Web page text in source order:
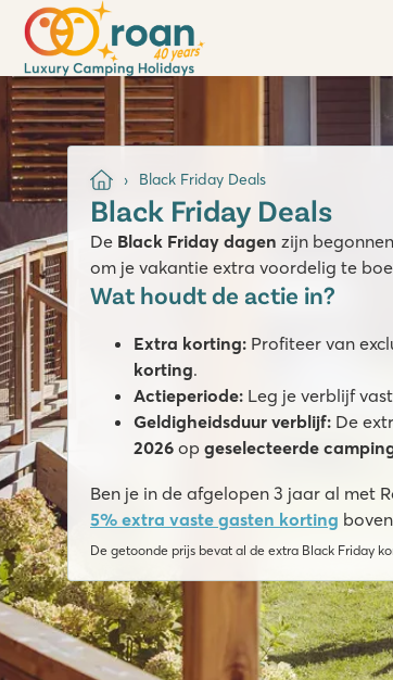
Black Friday Deals
Black Friday Deals
De Black Friday dagen zijn
om je vakantie extra voordelig te
Wat houdt de actie in?
Extra korting: Profiteer van
korting.
Actieperiode: Leg je verblijf
Geldigheidsduur verblijf: De
2026 op geselecteerde
Ben je in de afgelopen 3 jaar al met
5% extra vaste gasten korting
De getoonde prijs bevat al de extra Black Friday